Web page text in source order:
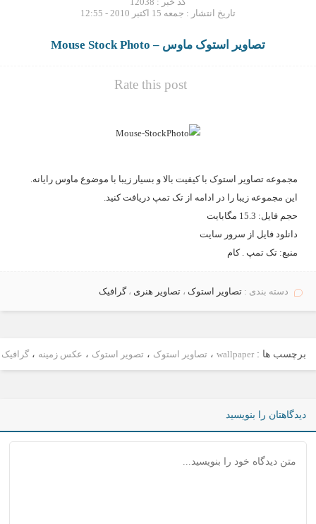
تاریخ انتشار : جمعه 15 اکتبر 2010 - 12:55
تصاویر استوک ماوس – Mouse Stock Photo
Rate this post
مجموعه تصاویر استوک با کیفیت بالا و بسیار زیبا با موضوع ماوس رایانه.
این مجموعه زیبا را در ادامه از تک تمپ دریافت کنید.
حجم فايل: 15.3 مگابايت
دانلود فايل از سرور سايت
منبع: تک تمپ . کام
دسته بندی :تصاویر استوک ،تصاویر هنری ،گرافیک
برچسب ها : wallpaper ، تصاویر استوک ، تصویر استوک ، عکس زمینه ، گرافیک
دیدگاهتان را بنویسید